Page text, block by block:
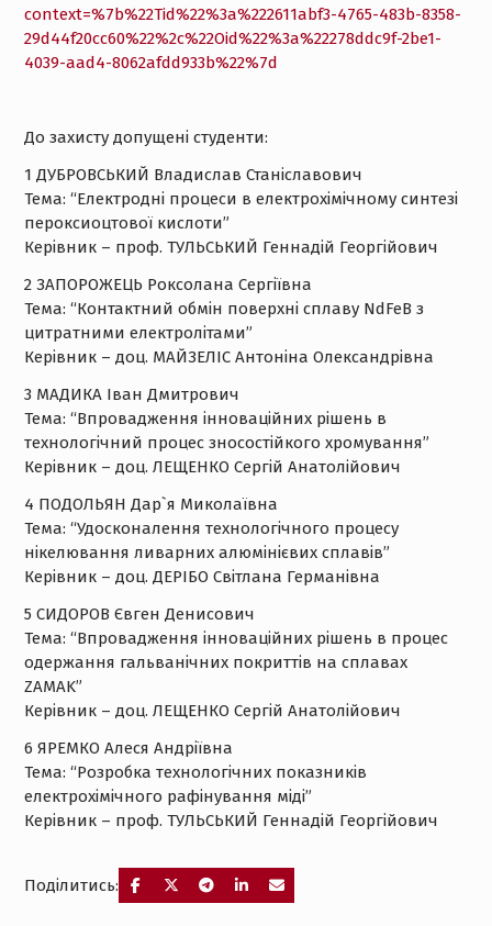
context=%7b%22Tid%22%3a%222611abf3-4765-483b-8358-
29d44f20cc60%22%2c%22Oid%22%3a%22278ddc9f-2be1-
4039-aad4-8062afdd933b%22%7d
До захисту допущені студенти:
1 ДУБРОВСЬКИЙ Владислав Станіславович
Тема: “Електродні процеси в електрохімічному синтезі
пероксиоцтової кислоти”
Керівник – проф. ТУЛЬСЬКИЙ Геннадій Георгійович
2 ЗАПОРОЖЕЦЬ Роксолана Сергіївна
Тема: “Контактний обмін поверхні сплаву NdFeB з
цитратними електролітами”
Керівник – доц. МАЙЗЕЛІС Антоніна Олександрівна
3 МАДИКА Іван Дмитрович
Тема: “Впровадження інноваційних рішень в
технологічний процес зносостійкого хромування”
Керівник – доц. ЛЕЩЕНКО Сергій Анатолійович
4 ПОДОЛЬЯН Дар`я Миколаївна
Тема: “Удосконалення технологічного процесу
нікелювання ливарних алюмінієвих сплавів”
Керівник – доц. ДЕРІБО Світлана Германівна
5 СИДОРОВ Євген Денисович
Тема: “Впровадження інноваційних рішень в процес
одержання гальванічних покриттів на сплавах
ZAMAK”
Керівник – доц. ЛЕЩЕНКО Сергій Анатолійович
6 ЯРЕМКО Алеся Андріївна
Тема: “Розробка технологічних показників
електрохімічного рафінування міді”
Керівник – проф. ТУЛЬСЬКИЙ Геннадій Георгійович
Поділитись: